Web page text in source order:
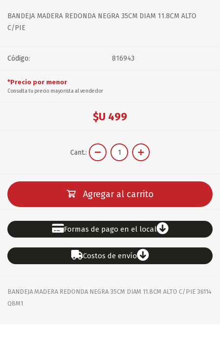
BANDEJA MADERA REDONDA NEGRA 35CM DIAM 11.8CM ALTO
C/PIE
Código: 816943
*Precio por menor
Consulta tu precio mayorista al vendedor
$U 499
Cant.:
Agregar al carrito
Formas de pago en el local
Costos de envío
BANDEJA MADERA REDONDA NEGRA 35CM DIAM 11.8CM ALTO C/PIE 36114
Q8M1